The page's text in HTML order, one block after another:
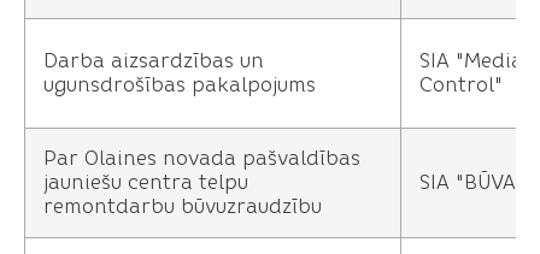
Darba aizsardzības un
ugunsdrošības pakalpojums
SIA "Media
Control"
Par Olaines novada pašvaldības
jauniešu centra telpu
remontdarbu būvuzraudzību
SIA